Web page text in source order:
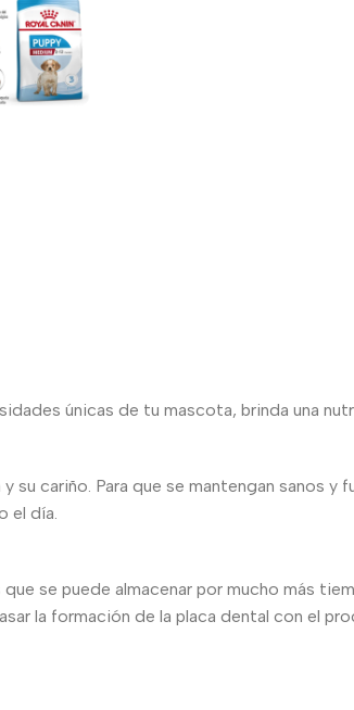
únicas de tu mascota, brinda una
su cariño. Para que se mantengan sanos
el día.
se puede almacenar por mucho más
la formación de la placa dental con el